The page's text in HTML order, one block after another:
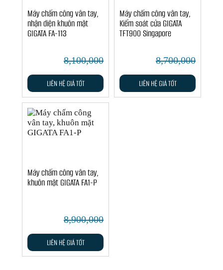
Máy chấm công vân tay,
nhận diện khuôn mặt
GIGATA FA-113
8,100,000
LIÊN HỆ GIÁ TỐT
Máy chấm công vân tay,
Kiểm soát cửa GIGATA
TFT900 Singapore
8,700,000
LIÊN HỆ GIÁ TỐT
Máy chấm công vân tay,
khuôn mặt GIGATA FA1-P
8,900,000
LIÊN HỆ GIÁ TỐT